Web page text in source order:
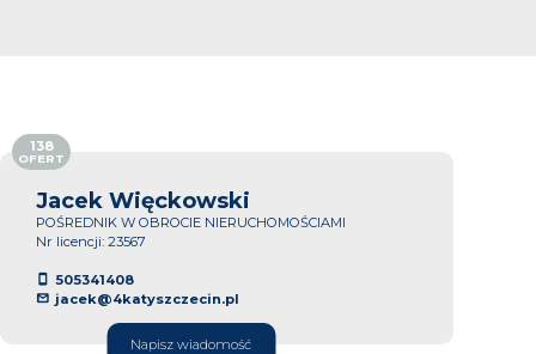
Jacek Więckowski
POŚREDNIK W OBROCIE NIERUCHOMOŚCIAMI
Nr licencji: 23567
505341408
jacek@4katyszczecin.pl
Napisz wiadomość
138
OFERT